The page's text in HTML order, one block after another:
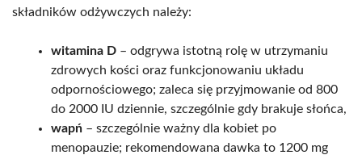
składników odżywczych należy:
witamina D – odgrywa istotną rolę w utrzymaniu
zdrowych kości oraz funkcjonowaniu układu
odpornościowego; zaleca się przyjmowanie od 800
do 2000 IU dziennie, szczególnie gdy brakuje słońca,
wapń – szczególnie ważny dla kobiet po
menopauzie; rekomendowana dawka to 1200 mg